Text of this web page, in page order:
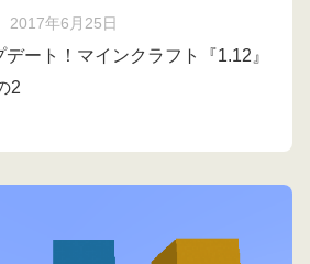
2017年6月25日
ート！マインクラフト『1.12』
2